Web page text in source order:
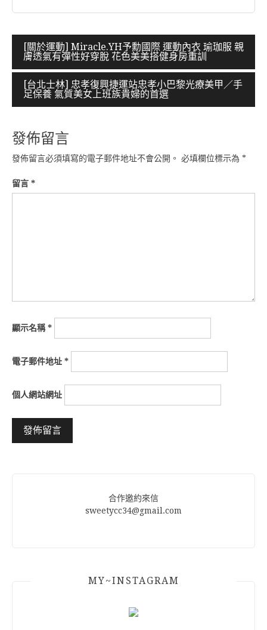
文
章
導
覽
[關於運動] Miracle.YH予勳國際 運動內衣 瑜珈服 親
膚透氣有彈性好穿脫 花色美美搭健身房重訓
[台北士林] 忠孝復興捷運站忠孝小巴黎光療美甲／手
足保養 氣質美女上班族貴婦的首選
發佈留言
發佈留言必須填寫的電子郵件地址不會公開。 必填欄位標示為 *
留言 *
顯示名稱*
電子郵件地址 *
個人網站網址
合作邀約來信
sweetycc34@gmail.com
MY~INSTAGRAM